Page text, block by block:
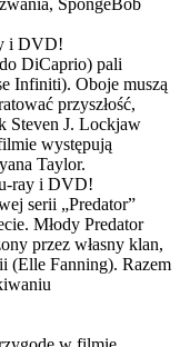
SpongeBob
i DVD!
DiCaprio) pali
Infiniti). Oboje muszą
przyszłość,
Steven J. Lockjaw
występują
Taylor.
ray i DVD!
serii „Predator”
Młody Predator
przez własny klan,
(Elle Fanning). Razem